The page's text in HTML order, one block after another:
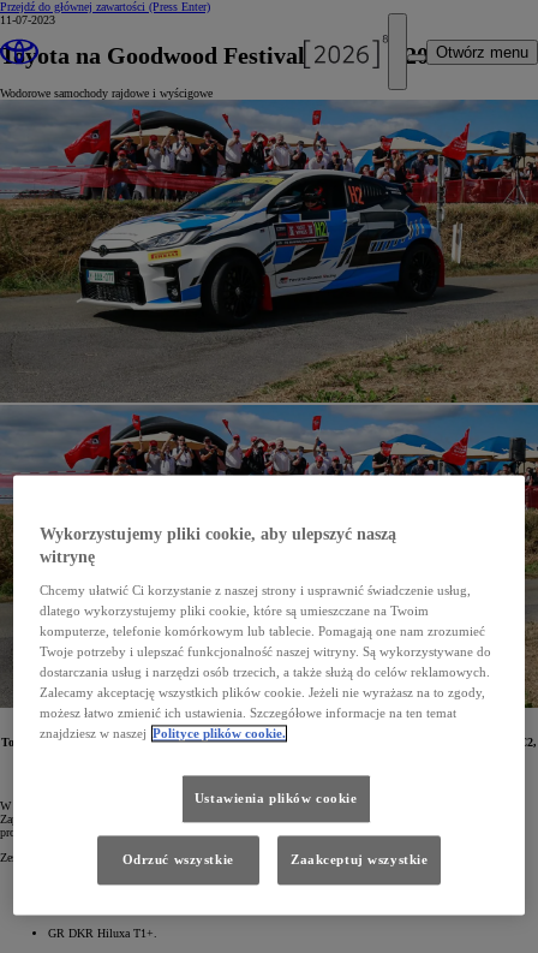
Przejdź do głównej zawartości (Press Enter)
Otwórz menu
11-07-2023
Toyota na Goodwood Festival of Speed 2023
Wodorowe samochody rajdowe i wyścigowe
W dniach 13-16 lipca odbędzie się coroczny Goodwood Festival of Speed. Podczas tego wydarzenia
Toyota zaprezentuje swoje wodorowe prototypy, w tym Mirai Sport Concept, nowego GR Yarisa WRC2,
W dniach 13-16 lipca w południowej Anglii odbędzie się coroczny Goodwood Festival of Speed.
Zaprezentowane tam zostaną najbardziej wyjątkowej samochody rajdowe i wyścigowe, najnowsze modele
produkcyjne, a także liczne prototypy i auta klasyczne.
Zespół TOYOTA GAZOO Racing pokaże swoje 3 mistrzowskie auta:
GR Yarisa Rally1 HYBRID, który zdobył tytuł w WRC,
GR DKR Hiluxa T1+.
Wykorzystujemy pliki cookie, aby ulepszyć naszą
witrynę
Chcemy ułatwić Ci korzystanie z naszej strony i usprawnić świadczenie usług,
dlatego wykorzystujemy pliki cookie, które są umieszczane na Twoim
komputerze, telefonie komórkowym lub tablecie. Pomagają one nam zrozumieć
Twoje potrzeby i ulepszać funkcjonalność naszej witryny. Są wykorzystywane do
dostarczania usług i narzędzi osób trzecich, a także służą do celów reklamowych.
Zalecamy akceptację wszystkich plików cookie. Jeżeli nie wyrażasz na to zgody,
możesz łatwo zmienić ich ustawienia. Szczegółowe informacje na ten temat
znajdziesz w naszej Polityce plików cookie.
Ustawienia plików cookie
Odrzuć wszystkie Zaakceptuj wszystkie